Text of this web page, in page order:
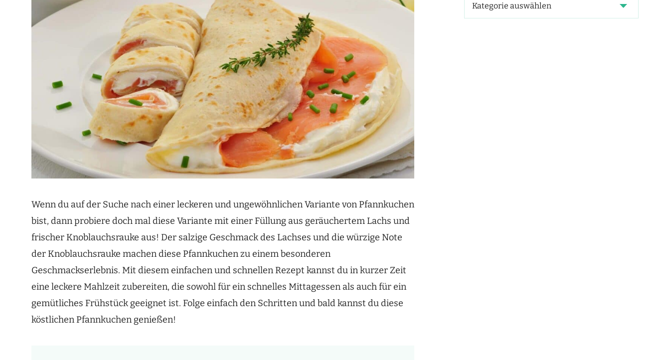
Wenn du auf der Suche nach einer leckeren und ungewöhnlichen Variante von Pfannkuchen
bist, dann probiere doch mal diese Variante mit einer Füllung aus geräuchertem Lachs und
frischer Knoblauchsrauke aus! Der salzige Geschmack des Lachses und die würzige Note
der Knoblauchsrauke machen diese Pfannkuchen zu einem besonderen
Geschmackserlebnis. Mit diesem einfachen und schnellen Rezept kannst du in kurzer Zeit
eine leckere Mahlzeit zubereiten, die sowohl für ein schnelles Mittagessen als auch für ein
gemütliches Frühstück geeignet ist. Folge einfach den Schritten und bald kannst du diese
köstlichen Pfannkuchen genießen!